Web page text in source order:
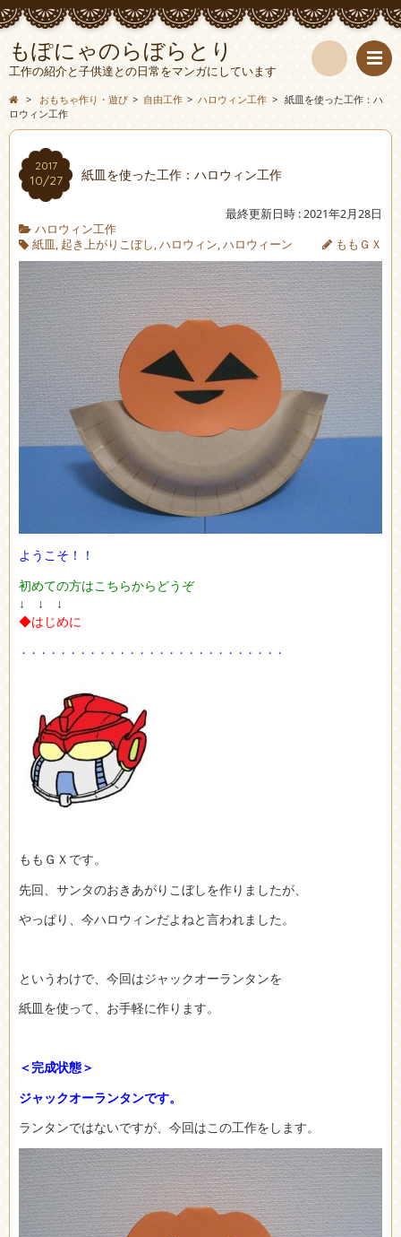
もぽにゃのらぼらとり
工作の紹介と子供達との日常をマンガにしています
検
索
> おもちゃ作り・遊び > 自由工作 > ハロウィン工作 > 紙皿を使った工作：ハ
ロウィン工作
2017
10/27 紙皿を使った工作：ハロウィン工作
最終更新日時 : 2021年2月28日
ハロウィン工作
紙皿, 起き上がりこぼし,ハロウィン,ハロウィーン ももＧＸ
ようこそ！！
初めての方はこちらからどうぞ
↓ ↓ ↓
◆はじめに
・・・・・・・・・・・・・・・・・・・・・・・・・・・
ももＧＸです。
先回、サンタのおきあがりこぼしを作りましたが、
やっぱり、今ハロウィンだよねと言われました。
というわけで、今回はジャックオーランタンを
紙皿を使って、お手軽に作ります。
＜完成状態＞
ジャックオーランタンです。
ランタンではないですが、今回はこの工作をします。